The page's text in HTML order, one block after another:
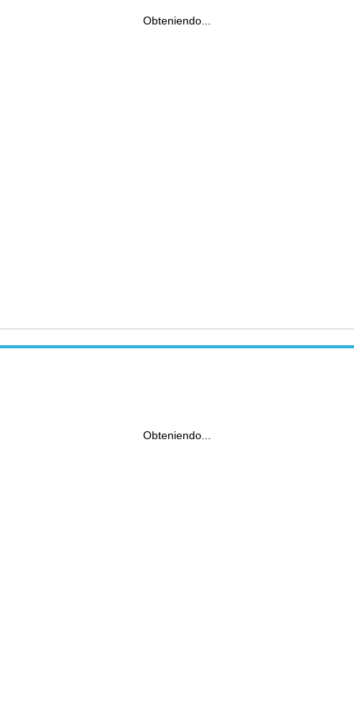
Obteniendo...
Obteniendo...